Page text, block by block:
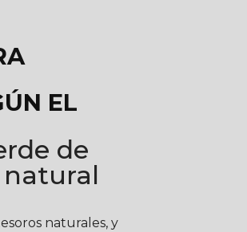
EL
de
naturales, y